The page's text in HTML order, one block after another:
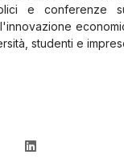
e conferenze
studenti e